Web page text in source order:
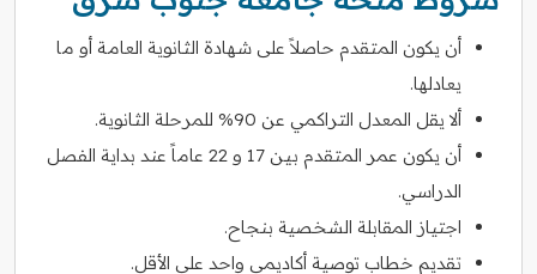
أن يكون المتقدم حاصلاً على شهادة الثانوية العامة أو ما
يعادلها.
ألا يقل المعدل التراكمي عن 90% للمرحلة الثانوية.
أن يكون عمر المتقدم بين 17 و 22 عاماً عند بداية الفصل
الدراسي.
اجتياز المقابلة الشخصية بنجاح.
تقديم خطاب توصية أكاديمي واحد على الأقل.